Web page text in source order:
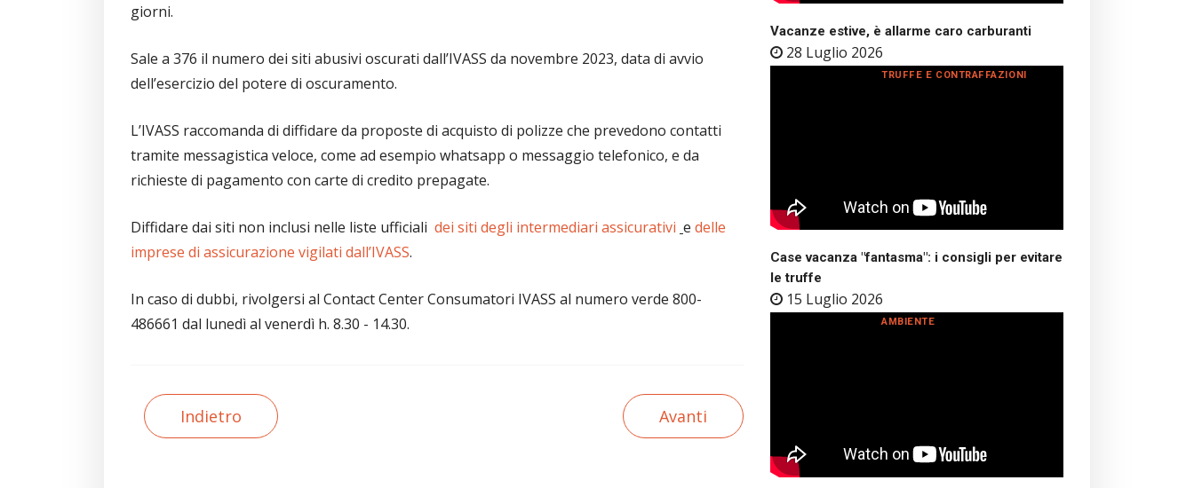
giorni.
Sale a 376 il numero dei siti abusivi oscurati dall’IVASS da novembre 2023, data di avvio
dell’esercizio del potere di oscuramento.
L’IVASS raccomanda di diffidare da proposte di acquisto di polizze che prevedono contatti
tramite messagistica veloce, come ad esempio whatsapp o messaggio telefonico, e da
richieste di pagamento con carte di credito prepagate.
Diffidare dai siti non inclusi nelle liste ufficiali dei siti degli intermediari assicurativi e delle
imprese di assicurazione vigilati dall’IVASS.
In caso di dubbi, rivolgersi al Contact Center Consumatori IVASS al numero verde 800-
486661 dal lunedì al venerdì h. 8.30 - 14.30.
Indietro Avanti
Vacanze estive, è allarme caro carburanti
28 Luglio 2026
Case vacanza "fantasma": i consigli per evitare
le truffe
15 Luglio 2026
TRUFFE E CONTRAFFAZIONI
AMBIENTE